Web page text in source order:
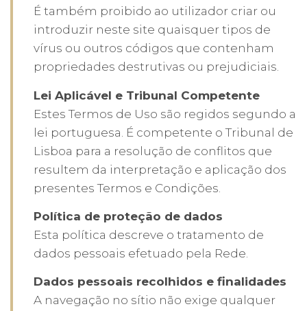
É também proibido ao utilizador criar ou
introduzir neste site quaisquer tipos de
vírus ou outros códigos que contenham
propriedades destrutivas ou prejudiciais.
Lei Aplicável e Tribunal Competente
Estes Termos de Uso são regidos segundo a
lei portuguesa. É competente o Tribunal de
Lisboa para a resolução de conflitos que
resultem da interpretação e aplicação dos
presentes Termos e Condições.
Política de proteção de dados
Esta política descreve o tratamento de
dados pessoais efetuado pela Rede.
Dados pessoais recolhidos e finalidades
A navegação no sítio não exige qualquer